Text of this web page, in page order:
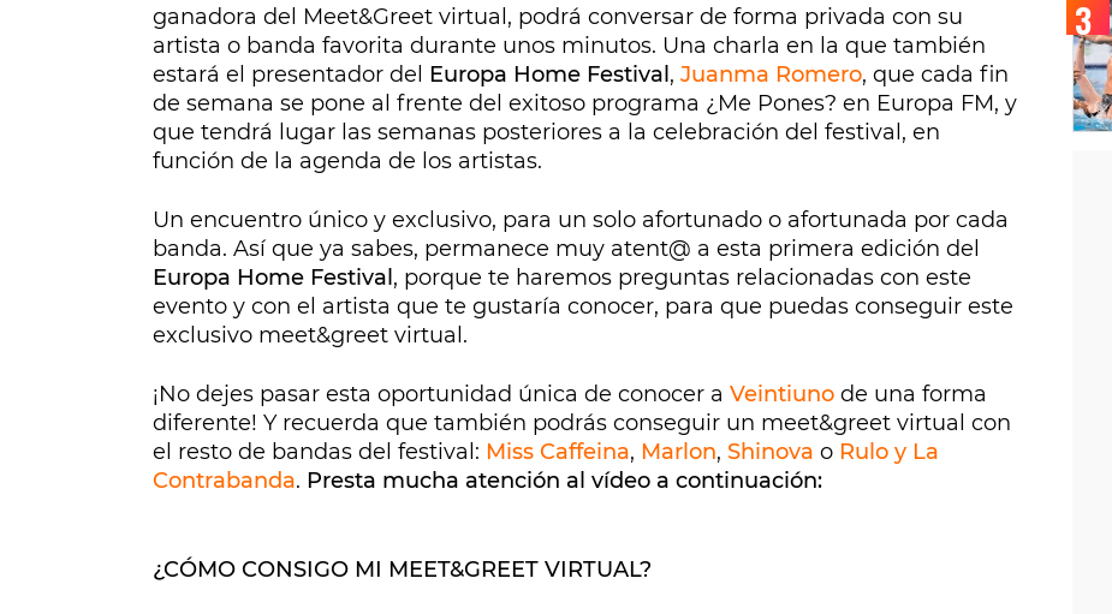
ganadora del Meet&Greet virtual, podrá conversar de forma privada con su
artista o banda favorita durante unos minutos. Una charla en la que también
estará el presentador del Europa Home Festival , Juanma Romero, que cada fin
de semana se pone al frente del exitoso programa ¿Me Pones? en Europa FM, y
que tendrá lugar las semanas posteriores a la celebración del festival, en
función de la agenda de los artistas.
Un encuentro único y exclusivo, para un solo afortunado o afortunada por cada
banda. Así que ya sabes, permanece muy atent@ a esta primera edición del
Europa Home Festival , porque te haremos preguntas relacionadas con este
evento y con el artista que te gustaría conocer, para que puedas conseguir este
exclusivo meet&greet virtual.
¡No dejes pasar esta oportunidad única de conocer a Veintiuno de una forma
diferente! Y recuerda que también podrás conseguir un meet&greet virtual con
el resto de bandas del festival: Miss Caffeina, Marlon, Shinova o Rulo y La
Contrabanda. Presta mucha atención al vídeo a continuación:
¿CÓMO CONSIGO MI MEET&GREET VIRTUAL?